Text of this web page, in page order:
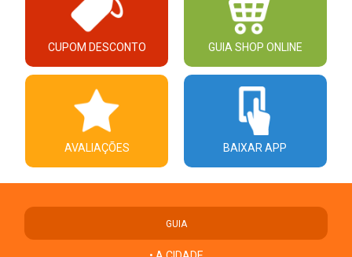
CUPOM DESCONTO GUIA SHOP ONLINE
AVALIAÇÕES BAIXAR APP
GUIA